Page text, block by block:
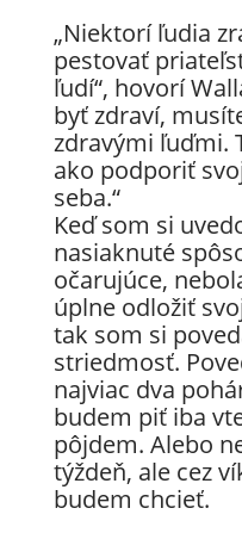
„Niektorí ľudia
pestovať
ľudí“, hovorí
byť zdraví,
zdravými ľuďmi.
ako podporiť
seba.“
Keď som si
nasiaknuté
očarujúce,
úplne odložiť
tak som si
striedmosť.
najviac dva
budem piť iba
pôjdem. Alebo
týždeň, ale cez
budem chcieť.